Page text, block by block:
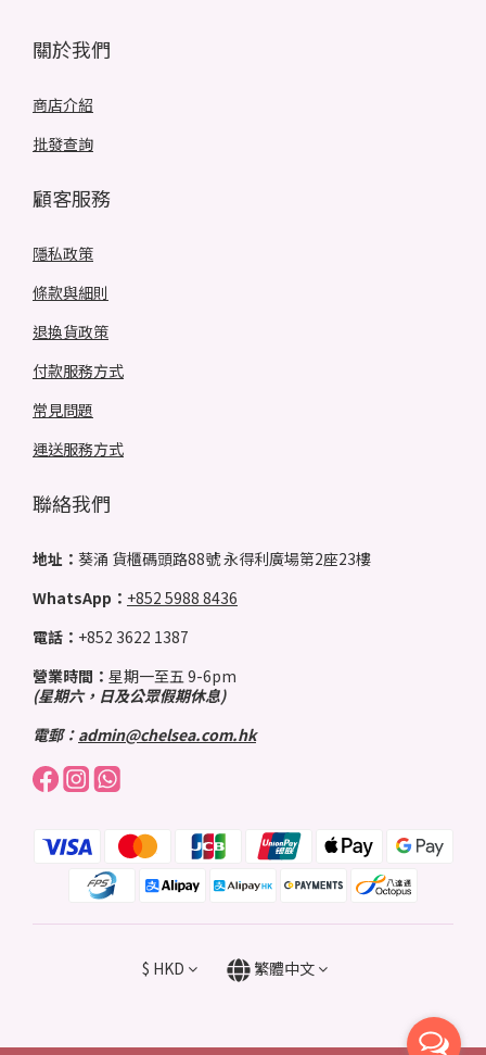
關於我們
商店介紹
批發查詢
顧客服務
隱私政策
條款與細則
退換貨政策
付款服務方式
常見問題
運送服務方式
聯絡我們
地址： 葵涌 貨櫃碼頭路88號 永得利廣場第2座23樓
WhatsApp： +852 5988 8436
電話： +852 3622 1387
營業時間： 星期一至五 9-6pm
(星期六，日及公眾假期休息)
電郵： admin@chelsea.com.hk
$ HKD 繁體中文